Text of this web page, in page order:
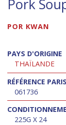
Pork
POR KWAN
PAYS D'ORIGINE
THAÏLANDE
RÉFÉRENCE
061736
225G X 24